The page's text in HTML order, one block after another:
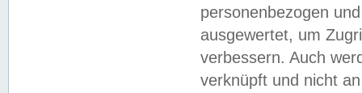
personenbezogen
ausgewertet, um
verbessern. Auch
verknüpft und nicht